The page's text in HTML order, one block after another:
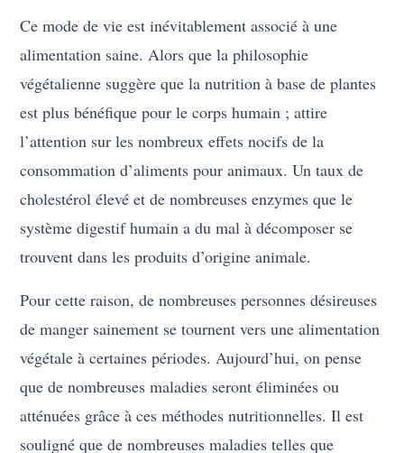
Ce mode de vie est inévitablement associé à une
alimentation saine. Alors que la philosophie
végétalienne suggère que la nutrition à base de plantes
est plus bénéfique pour le corps humain ; attire
l’attention sur les nombreux effets nocifs de la
consommation d’aliments pour animaux. Un taux de
cholestérol élevé et de nombreuses enzymes que le
système digestif humain a du mal à décomposer se
trouvent dans les produits d’origine animale.
Pour cette raison, de nombreuses personnes désireuses
de manger sainement se tournent vers une alimentation
végétale à certaines périodes. Aujourd’hui, on pense
que de nombreuses maladies seront éliminées ou
atténuées grâce à ces méthodes nutritionnelles. Il est
souligné que de nombreuses maladies telles que